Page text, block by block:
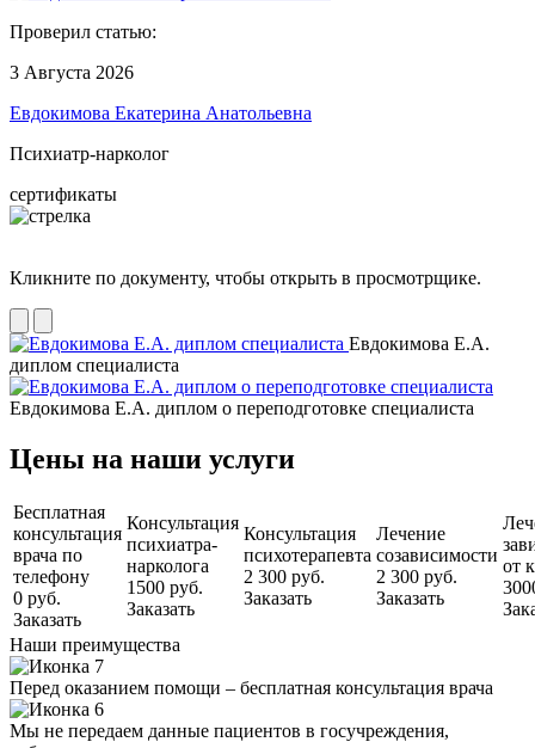
Проверил статью:
3 Августа 2026
Евдокимова Екатерина Анатольевна
Психиатр-нарколог
сертификаты
Кликните по документу, чтобы открыть в просмотрщике.
Евдокимова Е.А.
диплом специалиста
Евдокимова Е.А. диплом о переподготовке специалиста
Цены на наши услуги
Бесплатная
консультация
врача по
телефону
0 руб.
Заказать
Консультация
психиатра-
нарколога
1500 руб.
Заказать
Консультация
психотерапевта
2 300 руб.
Заказать
Лечение
созависимости
2 300 руб.
Заказать
от
Наши преимущества
Перед оказанием помощи – бесплатная консультация врача
Мы не передаем данные пациентов в госучреждения,